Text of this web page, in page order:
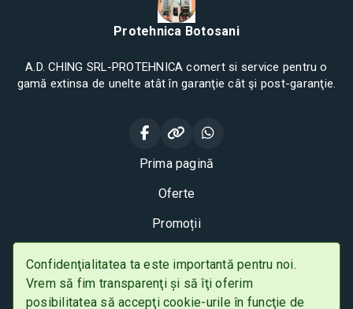
Confidenţialitatea ta este importantă pentru noi.
Vrem să fim transparenţi și să îţi oferim
posibilitatea să accepţi cookie-urile în funcţie de
Protehnica Botosani
A.D. CHING SRL-PROTEHNICA comert si service pentru o
gamă extinsa de unelte atât în garanţie cât şi post-garanţie.
Prima pagină
Oferte
Promoții
Contact